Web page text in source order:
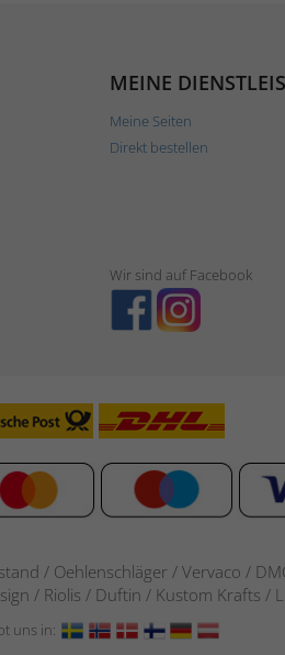
MEINE
Meine Seiten
Direkt bestellen
Wir sind auf Facebook
/ Oehlenschläger / Vervaco /
/ Riolis / Duftin / Kustom Krafts
uns in: